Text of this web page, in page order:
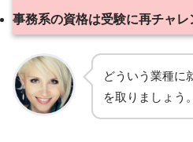
事務系の資格は受験に再チャレ
どういう業種に
を取りましょう。